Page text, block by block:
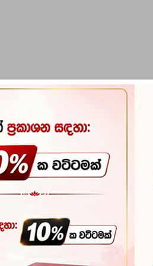
PIRIKARA BUDDHA STATUES
Akusalen Midenna